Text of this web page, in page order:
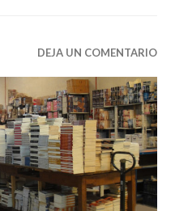
DEJA UN COMENTARIO